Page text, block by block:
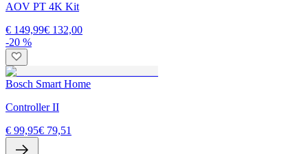
AOV PT 4K Kit
€ 149,99€ 132,00
-20 %
Bosch Smart Home
Controller II
€ 99,95€ 79,51